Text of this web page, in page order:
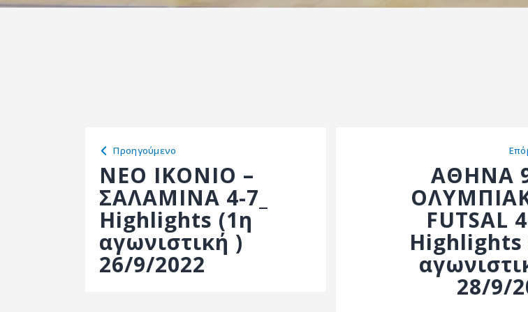
Προηγούμενο
ΝΕΟ ΙΚΟΝΙΟ –
ΣΑΛΑΜΙΝΑ 4-7_
Highlights (1η
αγωνιστική )
26/9/2022
ΑΘΗΝΑ
FUTSAL
Highlights
28/9/